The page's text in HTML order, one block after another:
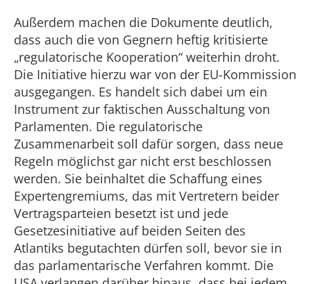
Außerdem machen die Dokumente deutlich,
dass auch die von Gegnern heftig kritisierte
„regulatorische Kooperation“ weiterhin droht.
Die Initiative hierzu war von der EU-Kommission
ausgegangen. Es handelt sich dabei um ein
Instrument zur faktischen Ausschaltung von
Parlamenten. Die regulatorische
Zusammenarbeit soll dafür sorgen, dass neue
Regeln möglichst gar nicht erst beschlossen
werden. Sie beinhaltet die Schaffung eines
Expertengremiums, das mit Vertretern beider
Vertragsparteien besetzt ist und jede
Gesetzesinitiative auf beiden Seiten des
Atlantiks begutachten dürfen soll, bevor sie in
das parlamentarische Verfahren kommt. Die